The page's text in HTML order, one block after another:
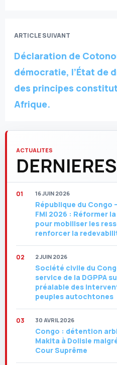
ARTICLE SUIVANT
Déclaration de
démocratie, l’État de
des principes
Afrique.
ACTUALITES
16 JUIN 2026
République du Congo
FMI 2026 : Réformer
pour mobiliser les
renforcer la
2 JUIN 2026
Société civile du
service de la DGPPA
préalable des
peuples autochtones
30 AVRIL 2026
Congo : détention
Makita à Dolisie
Cour Suprême